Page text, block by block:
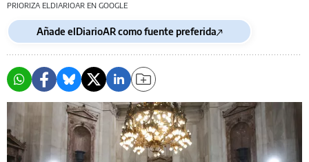
PRIORIZA ELDIARIOAR EN GOOGLE
Añade elDiarioAR como fuente preferida